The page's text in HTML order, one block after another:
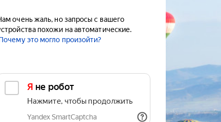
очень жаль, но запросы с вашего
похожи на автоматические.
это могло произойти?
Я не робот
Нажмите, чтобы продолжить
Yandex SmartCaptcha